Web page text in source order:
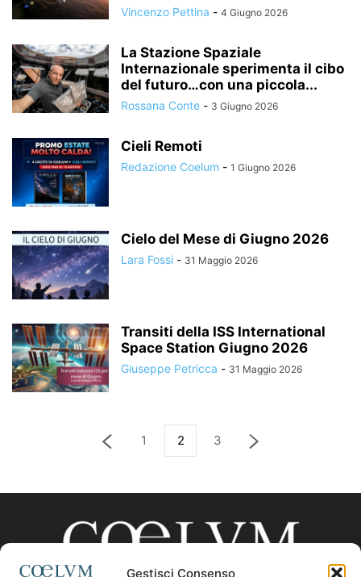
Gestisci Consenso
Vincenzo Pettina - 4 Giugno 2026
La Stazione Spaziale
Internazionale sperimenta il cibo
del futuro…con una piccola...
Rossana Conte - 3 Giugno 2026
Cieli Remoti
Redazione Coelum - 1 Giugno 2026
Cielo del Mese di Giugno 2026
Lara Fossi - 31 Maggio 2026
Transiti della ISS International
Space Station Giugno 2026
Giuseppe Petricca - 31 Maggio 2026
1 2 3